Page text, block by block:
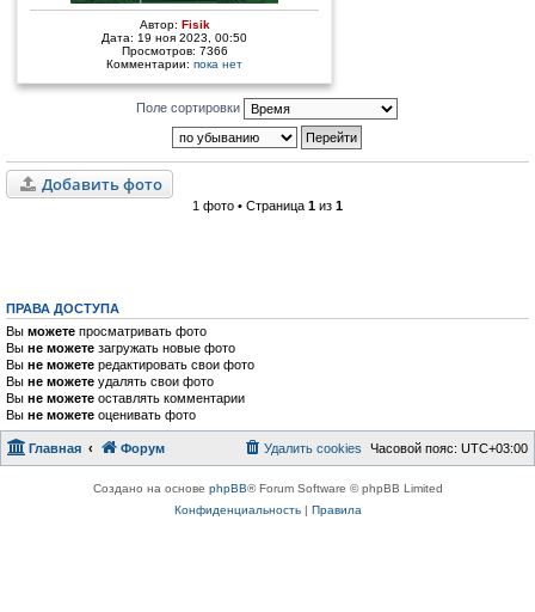
Автор: Fisik
Дата: 19 ноя 2023, 00:50
Просмотров: 7366
Комментарии: пока нет
Поле сортировки
Добавить фото
1 фото • Страница 1 из 1
ПРАВА ДОСТУПА
Вы можете просматривать фото
Вы не можете загружать новые фото
Вы не можете редактировать свои фото
Вы не можете удалять свои фото
Вы не можете оставлять комментарии
Вы не можете оценивать фото
Главная Форум Часовой пояс: UTC+03:00
Удалить cookies
Создано на основе phpBB® Forum Software © phpBB Limited
Конфиденциальность| Правила